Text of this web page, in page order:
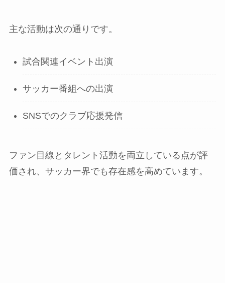
主な活動は次の通りです。
試合関連イベント出演
サッカー番組への出演
SNSでのクラブ応援発信
ファン目線とタレント活動を両立している点が評
価され、サッカー界でも存在感を高めています。